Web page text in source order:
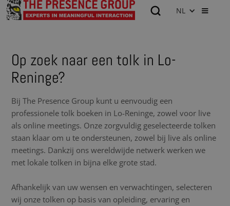
NL
Op zoek naar een tolk in Lo-
Reninge?
Bij The Presence Group kunt u eenvoudig een
professionele tolk boeken in Lo-Reninge, zowel voor live
als online meetings. Onze zorgvuldig geselecteerde tolken
staan klaar om u te ondersteunen, zowel bij live als online
meetings. Dankzij ons wereldwijde netwerk werken we
met lokale tolken in bijna elke grote stad.
Afhankelijk van uw wensen en verwachtingen, selecteren
wij onze tolken op basis van opleiding, ervaring en